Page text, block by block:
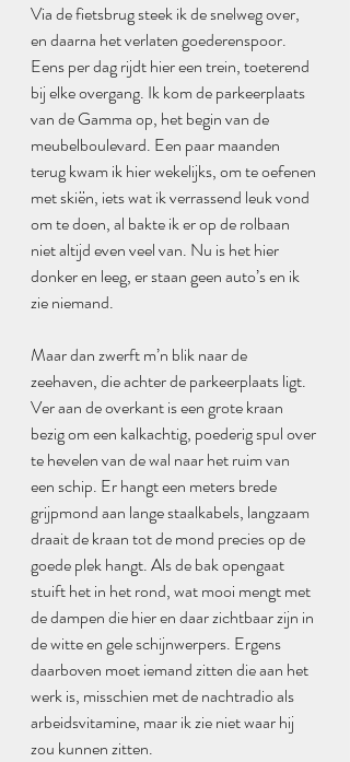
Via de fietsbrug steek ik de snelweg over,
en daarna het verlaten goederenspoor.
Eens per dag rijdt hier een trein, toeterend
bij elke overgang. Ik kom de parkeerplaats
van de Gamma op, het begin van de
meubelboulevard. Een paar maanden
terug kwam ik hier wekelijks, om te oefenen
met skiën, iets wat ik verrassend leuk vond
om te doen, al bakte ik er op de rolbaan
niet altijd even veel van. Nu is het hier
donker en leeg, er staan geen auto’s en ik
zie niemand.
Maar dan zwerft m’n blik naar de
zeehaven, die achter de parkeerplaats ligt.
Ver aan de overkant is een grote kraan
bezig om een kalkachtig, poederig spul over
te hevelen van de wal naar het ruim van
een schip. Er hangt een meters brede
grijpmond aan lange staalkabels, langzaam
draait de kraan tot de mond precies op de
goede plek hangt. Als de bak opengaat
stuift het in het rond, wat mooi mengt met
de dampen die hier en daar zichtbaar zijn in
de witte en gele schijnwerpers. Ergens
daarboven moet iemand zitten die aan het
werk is, misschien met de nachtradio als
arbeidsvitamine, maar ik zie niet waar hij
zou kunnen zitten.